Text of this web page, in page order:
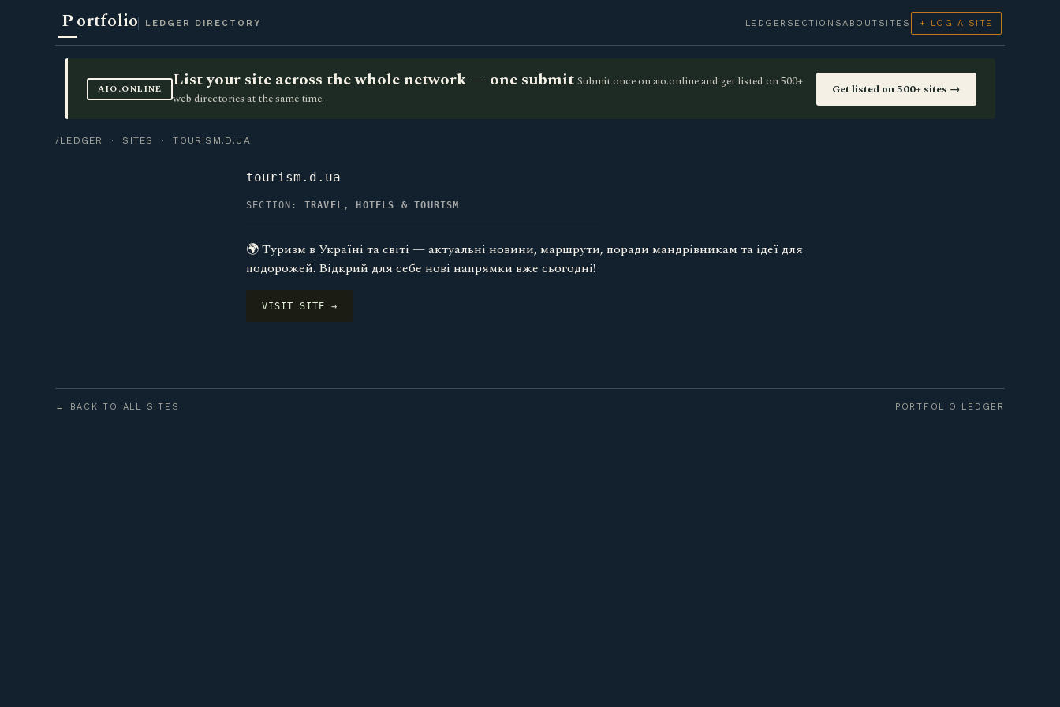
Portfolio LEDGER DIRECTORY LEDGER SECTIONSABOUT SITES + LOG A SITE
AIO.ONLINE List your site across the whole network — one submit Submit once on aio.online and get listed on 500+
web directories at the same time.
Get listed on 500+ sites →
/LEDGER · SITES · TOURISM.D.UA
tourism.d.ua
SECTION: TRAVEL, HOTELS & TOURISM
🌍 Туризм в Україні та світі — актуальні новини, маршрути, поради мандрівникам та ідеї для
подорожей. Відкрий для себе нові напрямки вже сьогодні!
VISIT SITE →
← BACK TO ALL SITES PORTFOLIO LEDGER